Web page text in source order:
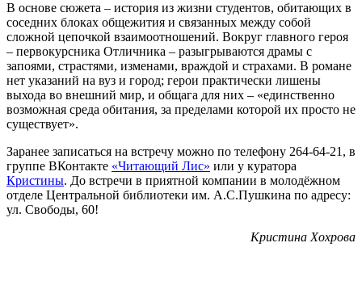
В основе сюжета – история из жизни студентов, обитающих в
соседних блоках общежития и связанных между собой
сложной цепочкой взаимоотношений. Вокруг главного героя
– первокурсника Отличника – разыгрываются драмы с
запоями, страстями, изменами, враждой и страхами. В романе
нет указаний на вуз и город; герои практически лишены
выхода во внешний мир, и общага для них – «единственно
возможная среда обитания, за пределами которой их просто не
существует».
Заранее записаться на встречу можно по телефону 264-64-21, в
группе ВКонтакте «Читающий Лис» или у куратора
Кристины. До встречи в приятной компании в молодёжном
отделе Центральной библиотеки им. А.С.Пушкина по адресу:
ул. Свободы, 60!
Кристина Хохрова